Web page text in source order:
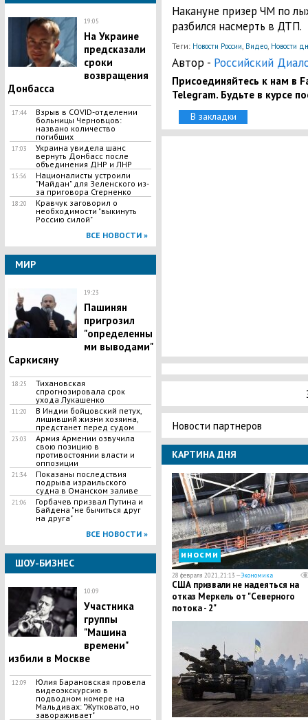
19:05
На Украине
предсказали
сроки
возвращения
Донбасса
17:44
Взрыв в COVID-отделении
больницы Черновцов:
названо количество
погибших
17:03
Украина увидела шанс
вернуть Донбасс после
объединения ДНР и ЛНР
15:56
Националисты устроили
"Майдан" для Зеленского из-
за приговора Стерненко
18:20
Кравчук заговорил о
необходимости "выкинуть
Россию силой"
ВСЕ НОВОСТИ »
МИР
19:23
Пашинян
пригрозил
"определенны
ми выводами"
Саркисяну
18:25
Тихановская
спрогнозировала срок
ухода Лукашенко
11:20
В Индии бойцовский петух,
лишивший жизни хозяина,
предстанет перед судом
23:03
Армия Армении озвучила
свою позицию в
противостоянии власти и
оппозиции
21:34
Показаны последствия
подрыва израильского
судна в Оманском заливе
21:06
Горбачев призвал Путина и
Байдена "не бычиться друг
на друга"
ВСЕ НОВОСТИ »
ШОУ-БИЗНЕС
10:09
Участника
группы
"Машина
времени"
избили в Москве
12:09
Юлия Барановская провела
видеоэкскурсию в
подводном номере на
Мальдивах: "Жутковато, но
завораживает"
Накануне призер ЧМ по
разбился насмерть в ДТП.
Теги: Новости России, Видео, Новости
Автор - Российский
Присоединяйтесь к нам в
Telegram. Будьте в курсе
В закладки
Новости партнеров
КАРТИНА ДНЯ
иносми
28 февраля 2021, 21:13 —Экономика
США призвали не надеяться на
отказ Меркель от "Северного
потока - 2"